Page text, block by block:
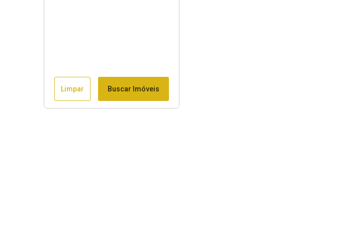
Limpar Buscar Imóveis